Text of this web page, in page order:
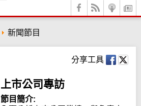
新聞節目
分享工具
上市公司專訪
節目簡介: